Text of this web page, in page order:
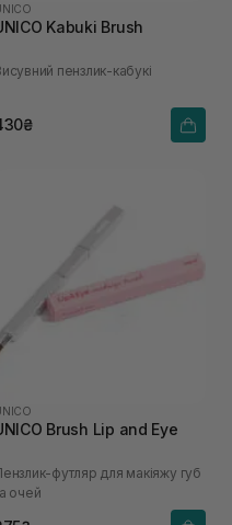
Kabuki Brush
пензлик-кабукі
Brush Lip and Eye
футляр для макіяжу губ
очей